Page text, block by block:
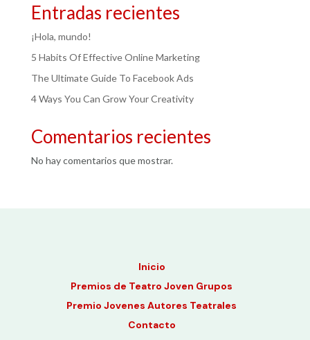
Entradas recientes
¡Hola, mundo!
5 Habits Of Effective Online Marketing
The Ultimate Guide To Facebook Ads
4 Ways You Can Grow Your Creativity
Comentarios recientes
No hay comentarios que mostrar.
Inicio
Premios de Teatro Joven Grupos
Premio Jovenes Autores Teatrales
Contacto